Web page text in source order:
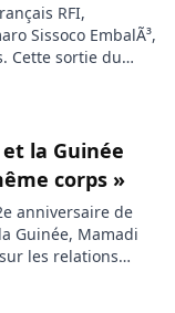
RFI,
Sissoco EmbalÃ³,
Cette sortie du
pas du tout plu à
les bretelles.
la Guinée
corps »
anniversaire de
Guinée, Mamadi
les relations
15 heures 40
de la